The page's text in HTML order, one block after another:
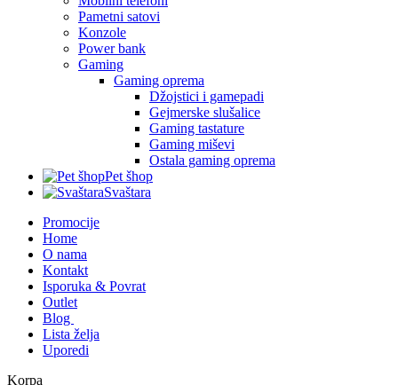
Pametni satovi
Konzole
Power bank
Gaming
Gaming oprema
Džojstici i gamepadi
Gejmerske slušalice
Gaming tastature
Gaming miševi
Ostala gaming oprema
Pet šhop
Svaštara
Promocije
Home
O nama
Kontakt
Isporuka & Povrat
Outlet
Blog
Lista želja
Uporedi
Korpa